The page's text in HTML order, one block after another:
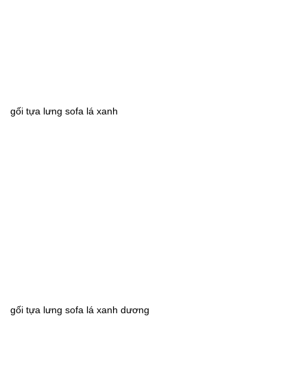
gối tựa lưng sofa lá xanh
gối tựa lưng sofa lá xanh dương